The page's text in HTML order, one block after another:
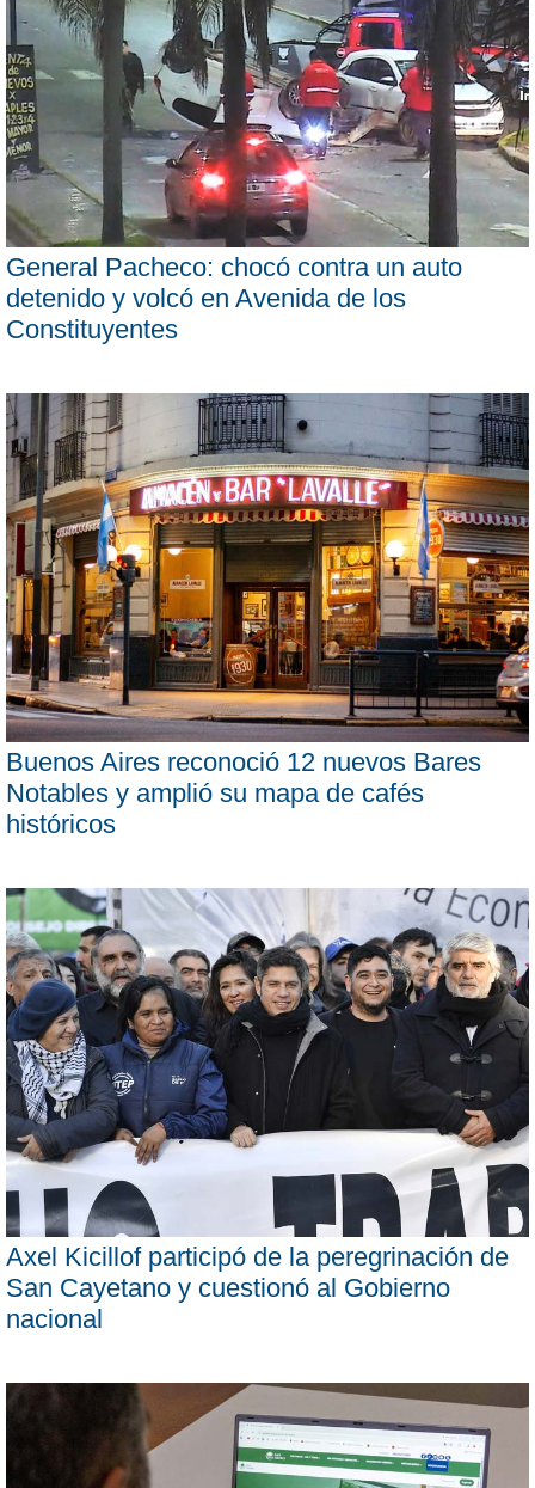
General Pacheco: chocó contra un auto
detenido y volcó en Avenida de los
Constituyentes
Buenos Aires reconoció 12 nuevos Bares
Notables y amplió su mapa de cafés
históricos
Axel Kicillof participó de la peregrinación de
San Cayetano y cuestionó al Gobierno
nacional